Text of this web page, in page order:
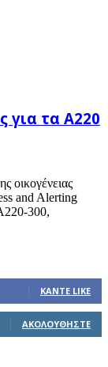
για τα A220
οικογένειας
and Alerting
300,
ΚΆΝΤΕ LIKE
ΑΚΟΛΟΥΘΉΣΤΕ